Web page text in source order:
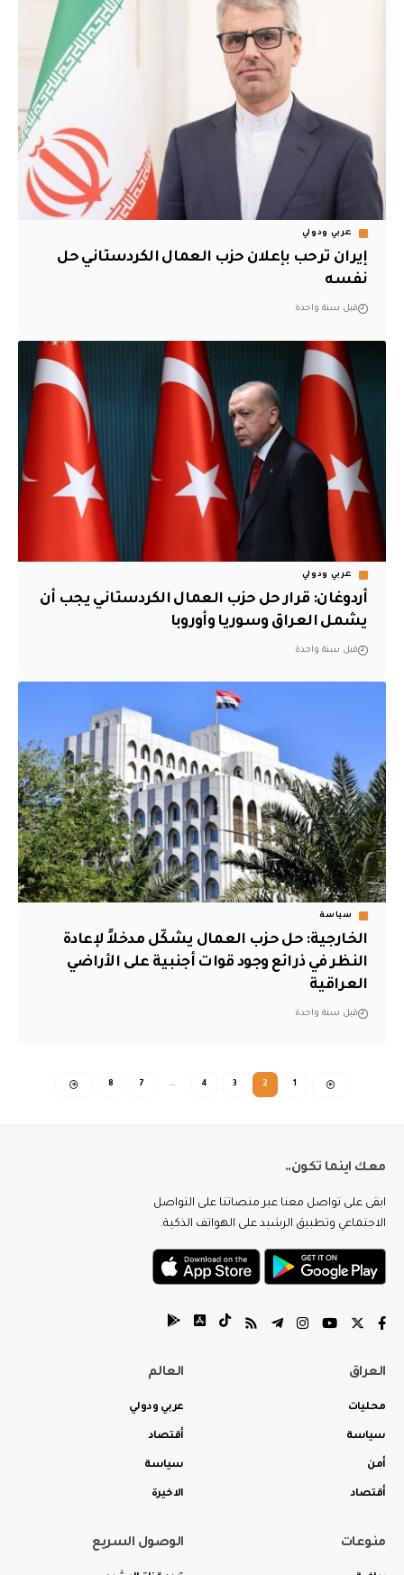
عربي ودولي
إيران ترحب بإعلان حزب العمال الكردستاني حل
نفسه
قبل سنة واحدة
عربي ودولي
أردوغان: قرار حل حزب العمال الكردستاني يجب أن
يشمل العراق وسوريا وأوروبا
قبل سنة واحدة
سياسة
الخارجية: حل حزب العمال يشكّل مدخلاً لإعادة
النظر في ذرائع وجود قوات أجنبية على الأراضي
العراقية
قبل سنة واحدة
1
2
3
4
…
7
8
معك اينما تكون..
ابقى على تواصل معنا عبر منصاتنا على التواصل
الاجتماعي وتطبيق الرشيد على الهواتف الذكية.
العراق
محليات
سياسة
أمن
أقتصاد
العالم
عربي ودولي
أقتصاد
سياسة
الاخيرة
منوعات الوصول السريع